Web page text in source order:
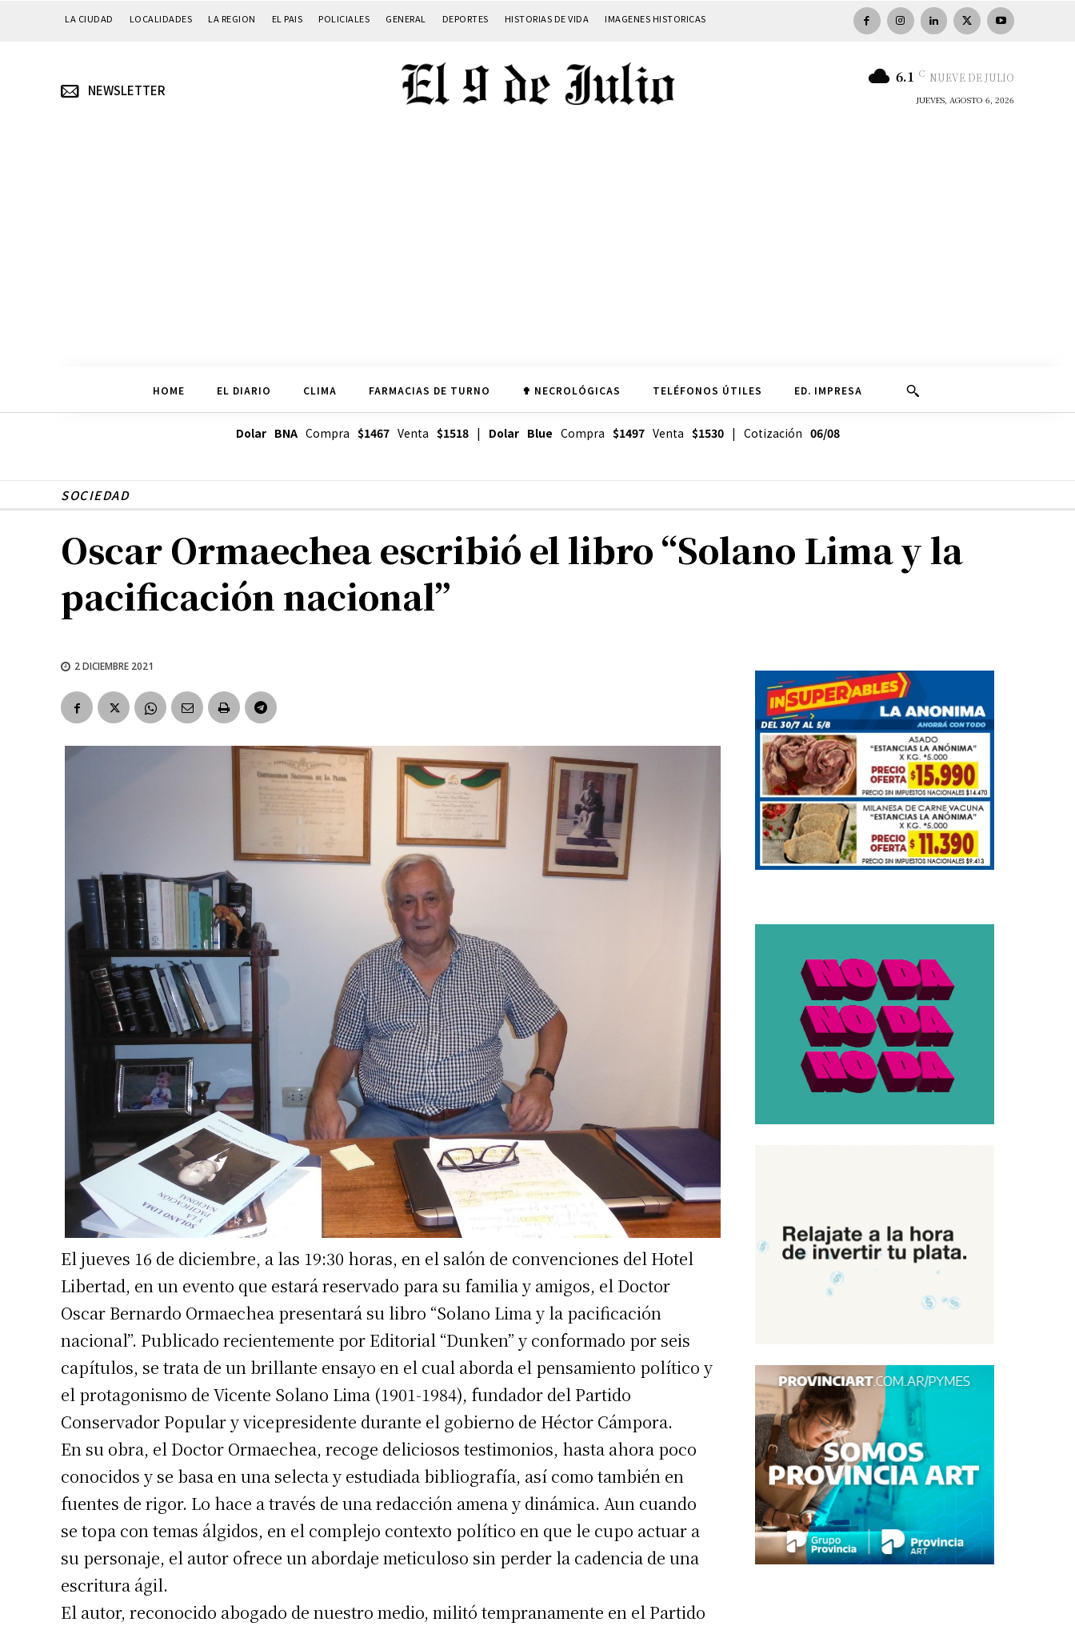
LA CIUDAD LOCALIDADES LA REGION EL PAIS POLICIALES GENERAL DEPORTES HISTORIAS DE VIDA IMAGENES HISTORICAS
NEWSLETTER
6.1 C NUEVE DE JULIO
JUEVES, AGOSTO 6, 2026
HOME EL DIARIO CLIMA FARMACIAS DE TURNO ✟ NECROLÓGICAS TELÉFONOS ÚTILES ED. IMPRESA
Dolar BNACompra $1467Venta $1518| Dolar Blue Compra $1497Venta $1530| Cotización 06/08
SOCIEDAD
Oscar Ormaechea escribió el libro “Solano Lima y la
pacificación nacional”
2 DICIEMBRE 2021
El jueves 16 de diciembre, a las 19:30 horas, en el salón de convenciones del Hotel
Libertad, en un evento que estará reservado para su familia y amigos, el Doctor
Oscar Bernardo Ormaechea presentará su libro “Solano Lima y la pacificación
nacional”. Publicado recientemente por Editorial “Dunken” y conformado por seis
capítulos, se trata de un brillante ensayo en el cual aborda el pensamiento político y
el protagonismo de Vicente Solano Lima (1901-1984), fundador del Partido
Conservador Popular y vicepresidente durante el gobierno de Héctor Cámpora.
En su obra, el Doctor Ormaechea, recoge deliciosos testimonios, hasta ahora poco
conocidos y se basa en una selecta y estudiada bibliografía, así como también en
fuentes de rigor. Lo hace a través de una redacción amena y dinámica. Aun cuando
se topa con temas álgidos, en el complejo contexto político en que le cupo actuar a
su personaje, el autor ofrece un abordaje meticuloso sin perder la cadencia de una
escritura ágil.
El autor, reconocido abogado de nuestro medio, militó tempranamente en el Partido